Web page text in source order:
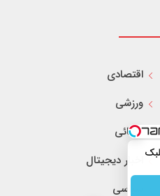
اقتصادی
ورزشی
قضائی
اخبار دیجیتال
سیاسی
با جلبک